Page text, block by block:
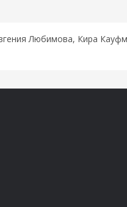
Любимова, Кира